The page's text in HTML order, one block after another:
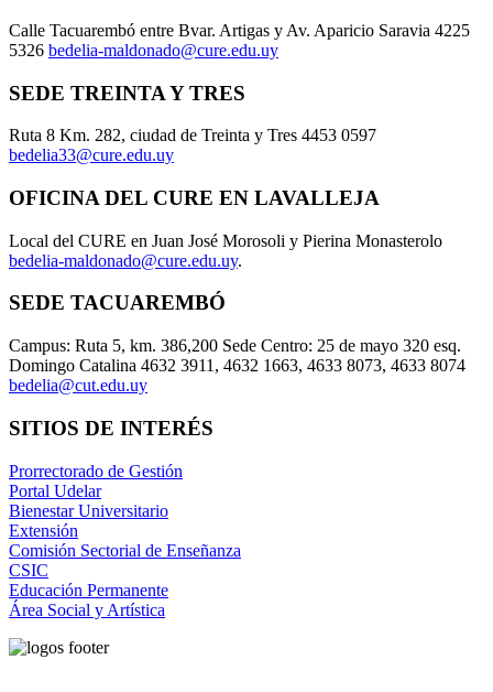
Calle Tacuarembó entre Bvar. Artigas y Av. Aparicio Saravia 4225
5326 bedelia-maldonado@cure.edu.uy
SEDE TREINTA Y TRES
Ruta 8 Km. 282, ciudad de Treinta y Tres 4453 0597
bedelia33@cure.edu.uy
OFICINA DEL CURE EN LAVALLEJA
Local del CURE en Juan José Morosoli y Pierina Monasterolo
bedelia-maldonado@cure.edu.uy.
SEDE TACUAREMBÓ
Campus: Ruta 5, km. 386,200 Sede Centro: 25 de mayo 320 esq.
Domingo Catalina 4632 3911, 4632 1663, 4633 8073, 4633 8074
bedelia@cut.edu.uy
SITIOS DE INTERÉS
Prorrectorado de Gestión
Portal Udelar
Bienestar Universitario
Extensión
Comisión Sectorial de Enseñanza
CSIC
Educación Permanente
Área Social y Artística